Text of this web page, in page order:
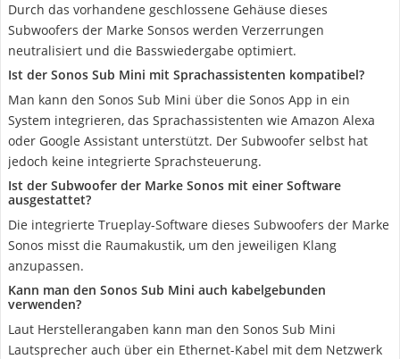
Durch das vorhandene geschlossene Gehäuse dieses
Subwoofers der Marke Sonsos werden Verzerrungen
neutralisiert und die Basswiedergabe optimiert.
Ist der Sonos Sub Mini mit Sprachassistenten kompatibel?
Man kann den Sonos Sub Mini über die Sonos App in ein
System integrieren, das Sprachassistenten wie Amazon Alexa
oder Google Assistant unterstützt. Der Subwoofer selbst hat
jedoch keine integrierte Sprachsteuerung.
Ist der Subwoofer der Marke Sonos mit einer Software
ausgestattet?
Die integrierte Trueplay-Software dieses Subwoofers der Marke
Sonos misst die Raumakustik, um den jeweiligen Klang
anzupassen.
Kann man den Sonos Sub Mini auch kabelgebunden
verwenden?
Laut Herstellerangaben kann man den Sonos Sub Mini
Lautsprecher auch über ein Ethernet-Kabel mit dem Netzwerk